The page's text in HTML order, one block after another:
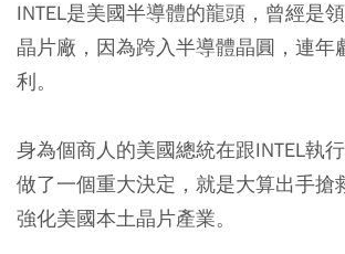
INTEL是美國半導體的龍頭，曾經是
晶片廠，因為跨入半導體晶圓，連年
利。
身為個商人的美國總統在跟INTEL執
做了一個重大決定，就是大算出手搶
強化美國本土晶片產業。